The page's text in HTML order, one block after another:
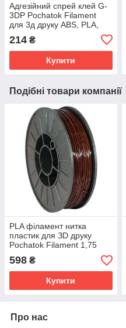
Адгезійний спрей клей G-
3DP Pochatok Filament
для 3д друку ABS, PLA,
PETG пластиками 150ml
214 ₴
Купити
Подібні товари компанії
PLA філамент нитка
пластик для ЗD друку
Pochatok Filament 1,75
мм. Коричневий
598 ₴
Купити
Про нас